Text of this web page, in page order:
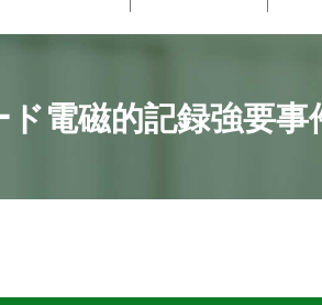
ド電磁的記録強要